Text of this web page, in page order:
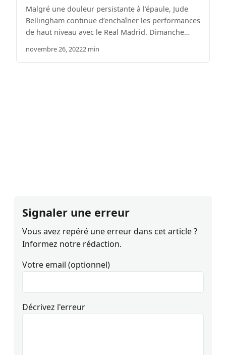
Malgré une douleur persistante à l’épaule, Jude
Bellingham continue d’enchaîner les performances
de haut niveau avec le Real Madrid. Dimanche…
novembre 26, 20222 min
Signaler une erreur
Vous avez repéré une erreur dans cet article ?
Informez notre rédaction.
Votre email (optionnel)
Décrivez l'erreur